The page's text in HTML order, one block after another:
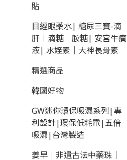
貼
目經眼藥水| 糖尿三寶-滴
肝｜滴糖｜胺糖| 安宮牛癀
液| 水姪素｜大神長骨素
精選商品
韓國好物
GW迷你環保吸濕系列|專
利設計|環保低耗電|五倍
吸濕|台灣製造
姜早｜非遺古法中藥珠｜